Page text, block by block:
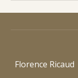
Florence Ricaud